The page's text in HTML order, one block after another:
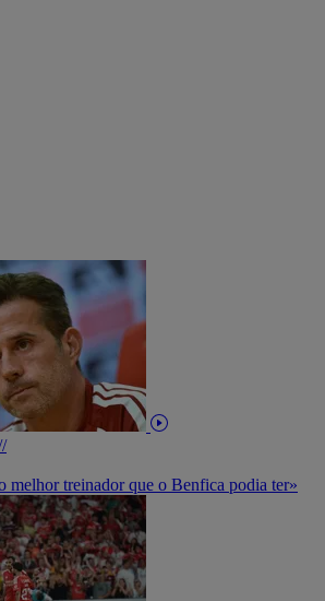
melhor treinador que o Benfica podia ter»